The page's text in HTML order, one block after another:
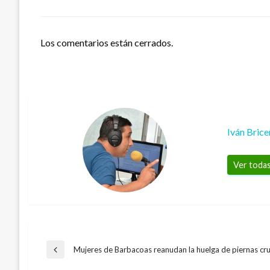
Los comentarios están cerrados.
Iván
Ver
Navegación
Entrada
Mujeres de Barbacoas reanudan la huelga de piernas